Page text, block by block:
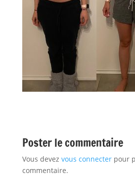
Poster le commentaire
Vous devez vous connecterpour
commentaire.